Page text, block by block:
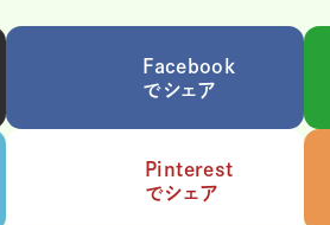
Facebook
でシェア
Pinterest
でシェア